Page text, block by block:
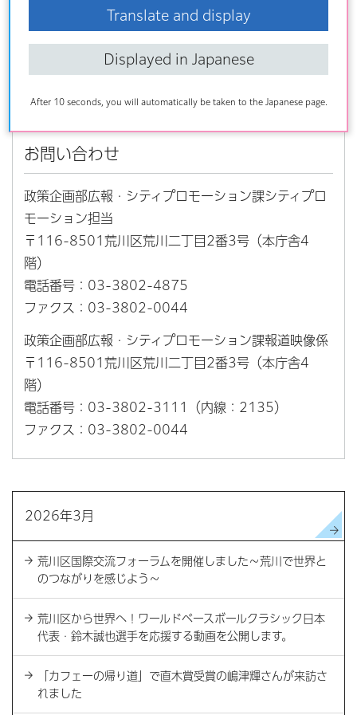
Translate and display
Displayed in Japanese
After 10 seconds, you will automatically be taken to the Japanese page.
れている。また、区内には内閣官房東京オリンピック・パ
ラリンピック推進本部事務局が日本郵便株式会社と協力し
て設置した「ゴールドポスト」やMLBが設置した「特製マ
お問い合わせ
政策企画部広報・シティプロモーション課シティプロ
モーション担当
〒116-8501荒川区荒川二丁目2番3号（本庁舎4
階）
電話番号：03-3802-4875
ファクス：03-3802-0044
政策企画部広報・シティプロモーション課報道映像係
〒116-8501荒川区荒川二丁目2番3号（本庁舎4
階）
電話番号：03-3802-3111（内線：2135）
ファクス：03-3802-0044
2026年3月
荒川区国際交流フォーラムを開催しました～荒川で世界と
のつながりを感じよう～
荒川区から世界へ！ワールドベースボールクラシック日本
代表・鈴木誠也選手を応援する動画を公開します。
「カフェーの帰り道」で直木賞受賞の嶋津輝さんが来訪さ
れました